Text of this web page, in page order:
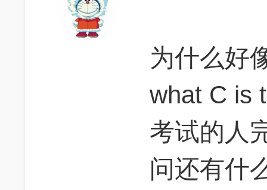
为什么好
what C is
考试的人
问还有什